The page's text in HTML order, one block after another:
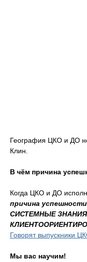
География ЦКО и ДО
Клин.
В чём причина
Когда ЦКО и ДО
причина
СИСТЕМНЫЕ ЗНАНИЯ
Говорят выпускники
Мы вас научим!